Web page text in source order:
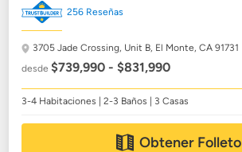
256 Reseñas
3705 Jade Crossing, Unit B, El Monte, CA 91731
desde$739,990 - $831,990
3-4 Habitaciones | 2-3 Baños | 3 Casas
Obtener Folleto